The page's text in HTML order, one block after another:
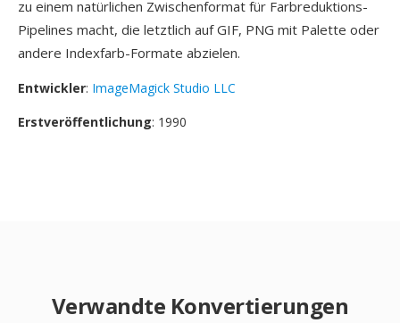
zu einem natürlichen Zwischenformat für Farbreduktions-
Pipelines macht, die letztlich auf GIF, PNG mit Palette oder
andere Indexfarb-Formate abzielen.
Entwickler: ImageMagick Studio LLC
Erstveröffentlichung: 1990
Verwandte Konvertierungen